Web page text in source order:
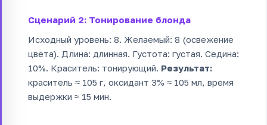
Сценарий 2: Тонирование блонда
Исходный уровень: 8. Желаемый: 8 (освежение
цвета). Длина: длинная. Густота: густая. Седина:
10%. Краситель: тонирующий. Результат:
краситель ≈ 105 г, оксидант 3% ≈ 105 мл, время
выдержки ≈ 15 мин.